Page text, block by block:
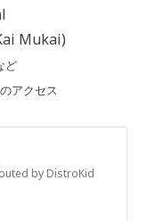
Mukai)
ど
アクセス
by DistroKid